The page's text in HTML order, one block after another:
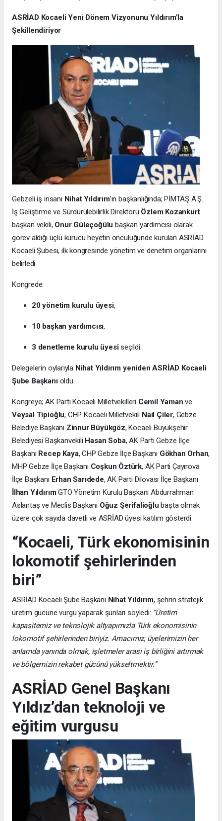
ASRİAD Kocaeli Yeni Dönem Vizyonunu Yıldırım’la
Şekillendiriyor
Gebzeli iş insanı Nihat Yıldırım’ın başkanlığında; PİMTAŞ A.Ş.
İş Geliştirme ve Sürdürülebilirlik Direktörü Özlem Kozankurt
başkan vekili, Onur Güleçoğülu başkan yardımcısı olarak
görev aldığı üçlü kurucu heyetin öncülüğünde kurulan ASRİAD
Kocaeli Şubesi, ilk kongresinde yönetim ve denetim organlarını
belirledi.
Kongrede:
20 yönetim kurulu üyesi,
10 başkan yardımcısı,
3 denetleme kurulu üyesiseçildi.
Delegelerin oylarıyla Nihat Yıldırım yeniden ASRİAD Kocaeli
Şube Başkanıoldu.
Kongreye; AK Parti Kocaeli Milletvekilleri Cemil Yaman ve
Veysal Tipioğlu, CHP Kocaeli Milletvekili Nail Çiler, Gebze
Belediye Başkanı Zinnur Büyükgöz, Kocaeli Büyükşehir
Belediyesi Başkanvekili Hasan Soba, AK Parti Gebze İlçe
Başkanı Recep Kaya, CHP Gebze İlçe Başkanı Gökhan Orhan,
MHP Gebze İlçe Başkanı Coşkun Öztürk, AK Parti Çayırova
İlçe Başkanı Erhan Sarıdede, AK Parti Dilovası İlçe Başkanı
İlhan YıldırımGTO Yönetim Kurulu Başkanı Abdurrahman
Aslantaş ve Meclis Başkanı Oğuz Şerifalioğlu başta olmak
üzere çok sayıda davetli ve ASRİAD üyesi katılım gösterdi.
“Kocaeli, Türk ekonomisinin
lokomotif şehirlerinden
biri”
ASRİAD Kocaeli Şube Başkanı Nihat Yıldırım, şehrin stratejik
üretim gücüne vurgu yaparak şunları söyledi: “Üretim
kapasitemiz ve teknolojik altyapımızla Türk ekonomisinin
lokomotif şehirlerinden biriyiz. Amacımız, üyelerimizin her
anlamda yanında olmak, işletmeler arası iş birliğini artırmak
ve bölgemizin rekabet gücünü yükseltmektir.”
ASRİAD Genel Başkanı
Yıldız’dan teknoloji ve
eğitim vurgusu